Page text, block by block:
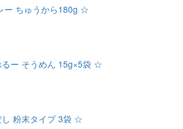
ー ちゅうから180g ☆
るー そうめん 15g×5袋 ☆
し 粉末タイプ 3袋 ☆